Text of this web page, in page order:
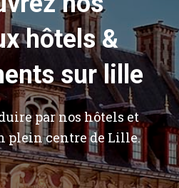
hôtels &
sur lille
par nos hôtels et
plein centre de Lille.